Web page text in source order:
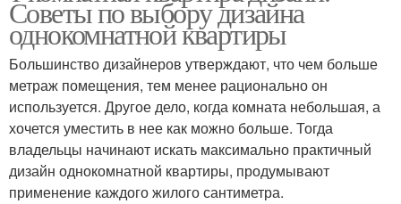
Советы по выбору дизайна
однокомнатной квартиры
Большинство дизайнеров утверждают, что чем больше
метраж помещения, тем менее рационально он
используется. Другое дело, когда комната небольшая, а
хочется уместить в нее как можно больше. Тогда
владельцы начинают искать максимально практичный
дизайн однокомнатной квартиры, продумывают
применение каждого жилого сантиметра.